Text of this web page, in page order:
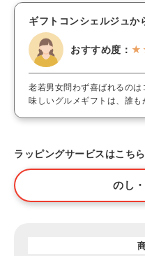
ギフトコンシェルジュか
おすすめ度：
老若男女問わず喜ばれるの
味しいグルメギフトは、誰も
ラッピングサービスはこちら
のし